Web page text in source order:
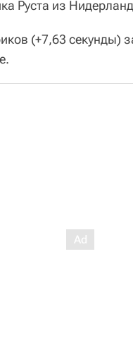
Руста из
(+7,63 секунды)